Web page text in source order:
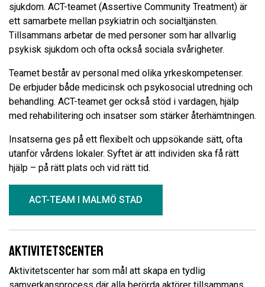
sjukdom. ACT-teamet (Assertive Community Treatment) är
ett samarbete mellan psykiatrin och socialtjänsten.
Tillsammans arbetar de med personer som har allvarlig
psykisk sjukdom och ofta också sociala svårigheter.
Teamet består av personal med olika yrkeskompetenser.
De erbjuder både medicinsk och psykosocial utredning och
behandling. ACT-teamet ger också stöd i vardagen, hjälp
med rehabilitering och insatser som stärker återhämtningen.
Insatserna ges på ett flexibelt och uppsökande sätt, ofta
utanför vårdens lokaler. Syftet är att individen ska få rätt
hjälp – på rätt plats och vid rätt tid.
ACT-TEAM I MALMÖ STAD
Aktivitetscenter
Aktivitetscenter har som mål att skapa en tydlig
samverkansprocess där alla berörda aktörer tillsammans